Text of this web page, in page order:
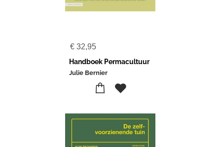
€ 32,95
Handboek Permacultuur
Julie Bernier